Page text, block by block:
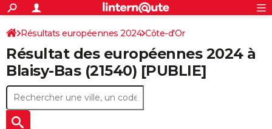
ACTUALITÉS
Politique
Société
Faits Divers
Education
Monde
Villes
+
SPORT
Coupe du monde 2026
Football
Tennis
Cyclisme
Rugby
Forum
CULTURE
Programme TV
TNT
Streaming
Cinéma
Sorties cinéma
Musique
+
FINANCE
Retraite
Impôts
Epargne
Immobilier
Risques naturels par ville
Banque
Assurance
Crédit
AUTO
S'inscrire
Connexion
Résultats européennes 2024 Côte-d'Or
Résultat des européennes 2024 à
Blaisy-Bas (21540) [PUBLIE]